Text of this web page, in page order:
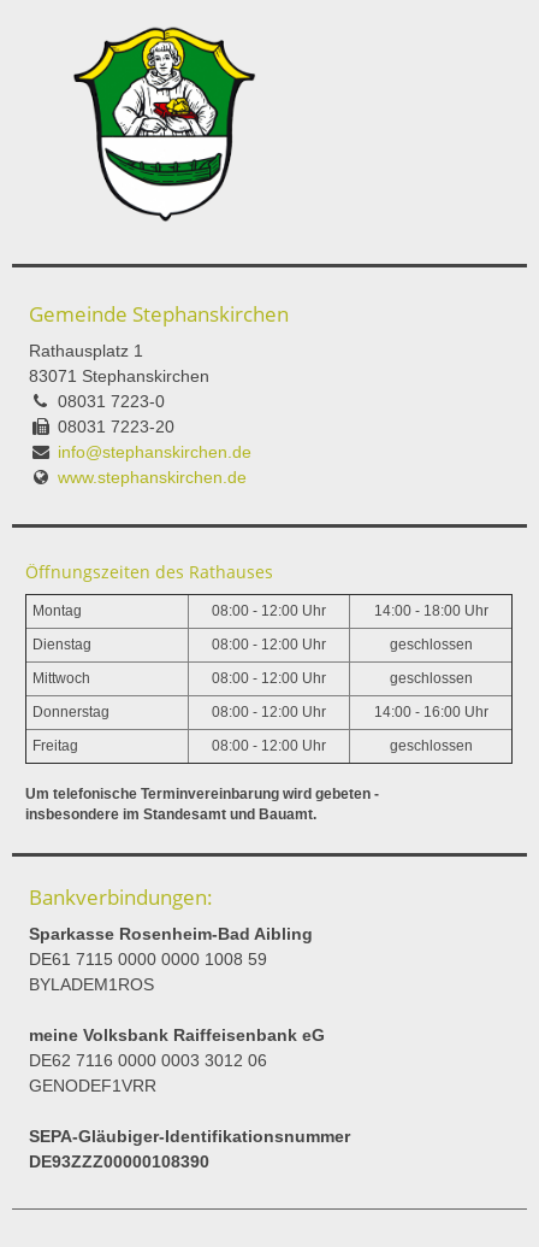
Gemeinde Stephanskirchen
Rathausplatz 1
83071 Stephanskirchen
08031 7223-0
08031 7223-20
info@stephanskirchen.de
www.stephanskirchen.de
Öffnungszeiten des Rathauses
Montag 08:00 - 12:00 Uhr 14:00 - 18:00 Uhr
Dienstag 08:00 - 12:00 Uhr geschlossen
Mittwoch 08:00 - 12:00 Uhr geschlossen
Donnerstag 08:00 - 12:00 Uhr 14:00 - 16:00 Uhr
Freitag 08:00 - 12:00 Uhr geschlossen
Um telefonische Terminvereinbarung wird gebeten -
insbesondere im Standesamt und Bauamt.
Bankverbindungen:
Sparkasse Rosenheim-Bad Aibling
DE61 7115 0000 0000 1008 59
BYLADEM1ROS
meine Volksbank Raiffeisenbank eG
DE62 7116 0000 0003 3012 06
GENODEF1VRR
SEPA-Gläubiger-Identifikationsnummer
DE93ZZZ00000108390